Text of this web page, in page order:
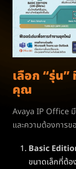
เลือก “รุ่น”
คุณ
Avaya IP Office
และความต้องการ
Basic
ขนาดเล็กที่ต้อ